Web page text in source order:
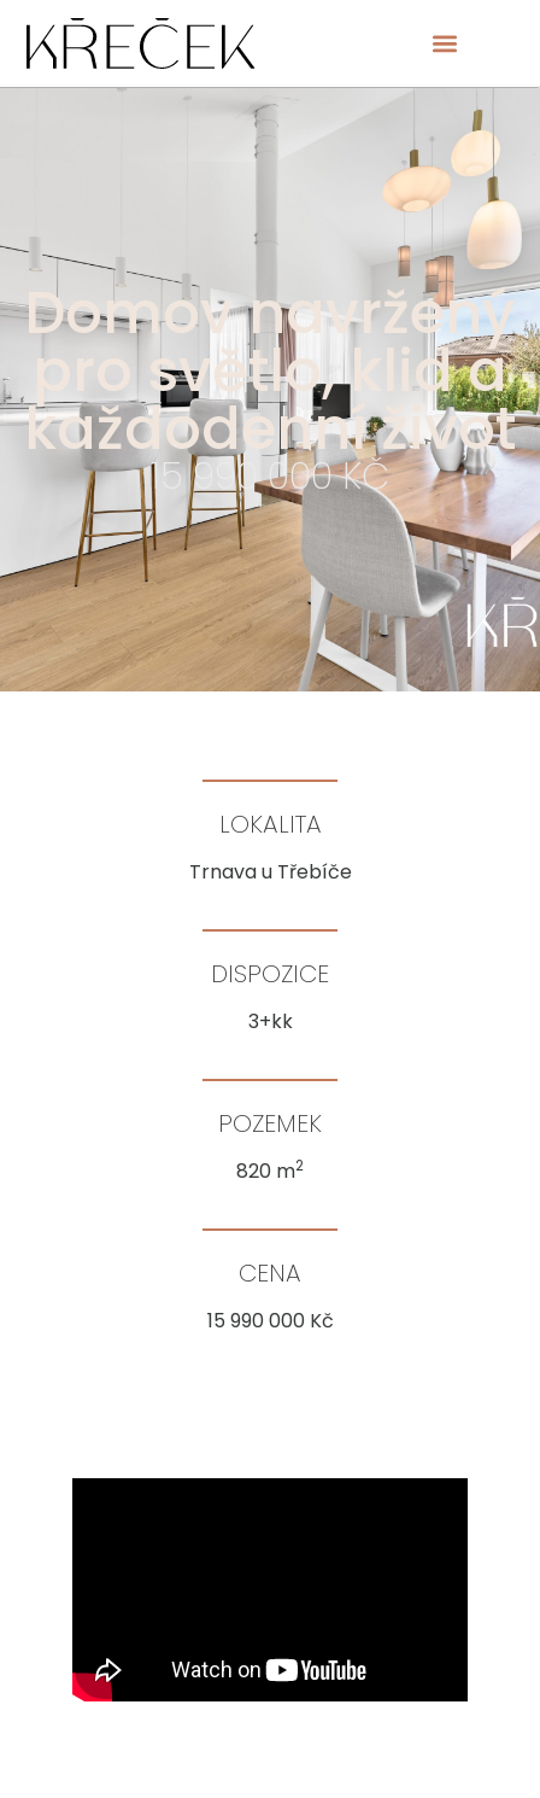
Domov navržený
pro světlo, klid a
každodenní život
15 990 000 KČ
LOKALITA
Trnava u Třebíče
DISPOZICE
3+kk
POZEMEK
820 m2
CENA
15 990 000 Kč